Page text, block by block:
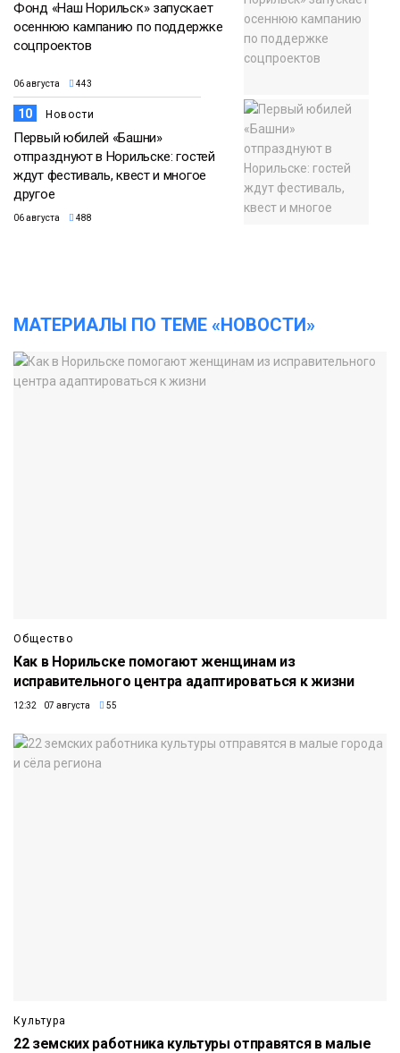
Фонд «Наш Норильск» запускает
осеннюю кампанию по поддержке
соцпроектов
06 августа 443
10 Новости
Первый юбилей «Башни»
отпразднуют в Норильске: гостей
ждут фестиваль, квест и многое
другое
06 августа 488
МАТЕРИАЛЫ ПО ТЕМЕ «НОВОСТИ»
Общество
Как в Норильске помогают женщинам из
исправительного центра адаптироваться к жизни
12:32 07 августа 55
Культура
22 земских работника культуры отправятся в малые